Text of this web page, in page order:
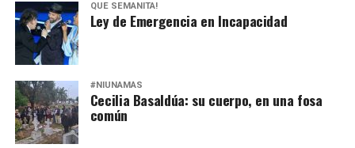
QUÉ SEMANITA!
Ley de Emergencia en Incapacidad
#NIUNAMÁS
Cecilia Basaldúa: su cuerpo, en una fosa
común